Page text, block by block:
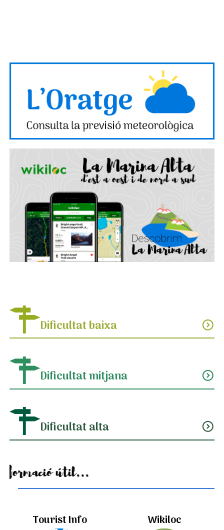
Dificultat baixa expand_circle_down
Dificultat mitjana expand_circle_down
Dificultat alta expand_circle_down
Informació útil...
Tourist Info Wikiloc